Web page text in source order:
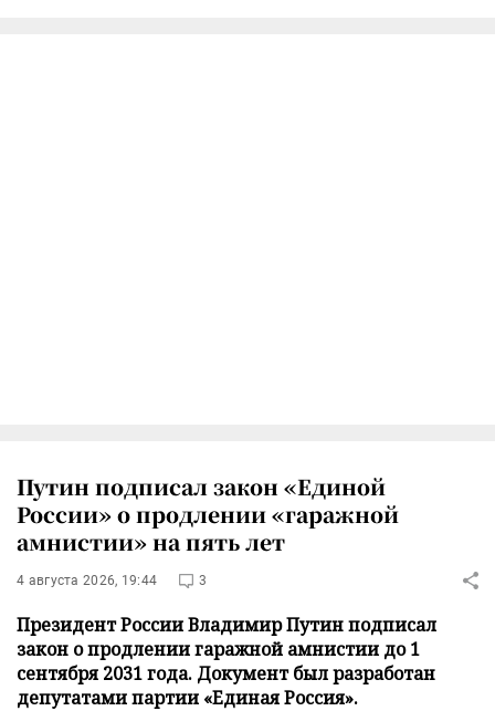
Путин подписал закон «Единой
России» о продлении «гаражной
амнистии» на пять лет
4 августа 2026, 19:44 3
Президент России Владимир Путин подписал
закон о продлении гаражной амнистии до 1
сентября 2031 года. Документ был разработан
депутатами партии «Единая Россия».